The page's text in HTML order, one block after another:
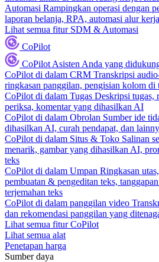
Automasi Rampingkan operasi dengan
laporan belanja, RPA, automasi alur kerja
Lihat semua fitur SDM & Automasi
CoPilot
CoPilot Asisten Anda yang
CoPilot di dalam CRM Transkripsi
ringkasan panggilan, pengisian kolom di
CoPilot di dalam Tugas Deskripsi tugas,
periksa, komentar yang dihasilkan AI
CoPilot di dalam Obrolan Sumber ide
dihasilkan AI, curah pendapat, dan
CoPilot di dalam Situs & Toko Salinan
menarik, gambar yang dihasilkan AI,
teks
CoPilot di dalam Umpan Ringkasan
pembuatan & pengeditan teks,
terjemahan teks
CoPilot di dalam panggilan video
dan rekomendasi panggilan yang
Lihat semua fitur CoPilot
Lihat semua alat
Penetapan harga
Sumber daya